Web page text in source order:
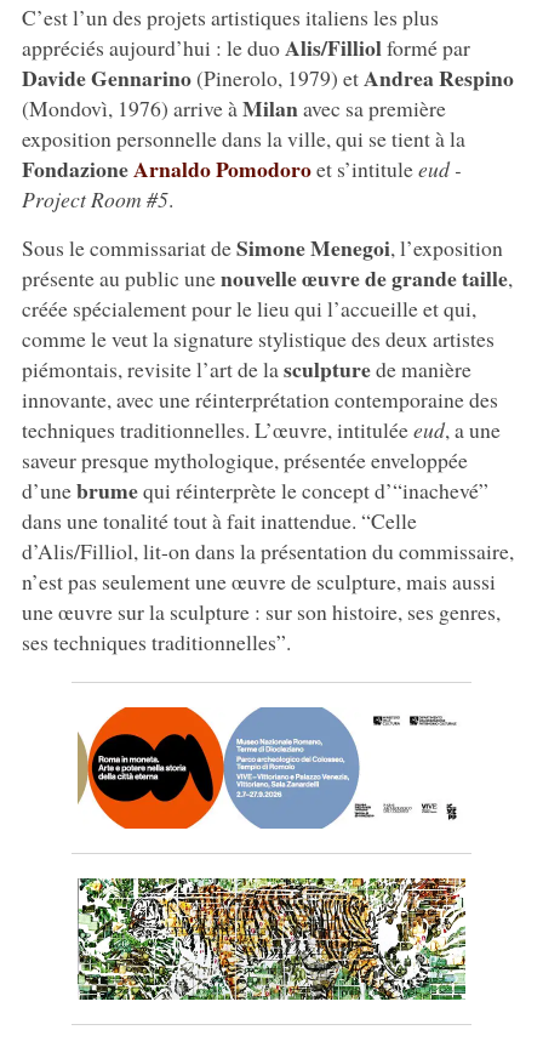
C’est l’un des projets artistiques italiens les plus
appréciés aujourd’hui : le duoAlis/Filliolformé par
Davide Gennarino(Pinerolo, 1979) etAndrea Respino
(Mondovì, 1976) arrive à Milanavec sa première
exposition personnelle dans la ville, qui se tient à la
FondazioneArnaldo Pomodoroet s’intituleeud -
Project Room #5.
Sous le commissariat deSimone Menegoi, l’exposition
présente au public unenouvelle œuvre de grande taille,
créée spécialement pour le lieu qui l’accueille et qui,
comme le veut la signature stylistique des deux artistes
piémontais, revisite l’art de la sculpturede manière
innovante, avec une réinterprétation contemporaine des
techniques traditionnelles. L’œuvre, intituléeeud, a une
saveur presque mythologique, présentée enveloppée
d’unebrumequi réinterprète le concept d’“inachevé”
dans une tonalité tout à fait inattendue. “Celle
d’Alis/Filliol, lit-on dans la présentation du commissaire,
n’est pas seulement une œuvre de sculpture, mais aussi
une œuvre sur la sculpture : sur son histoire, ses genres,
ses techniques traditionnelles”.